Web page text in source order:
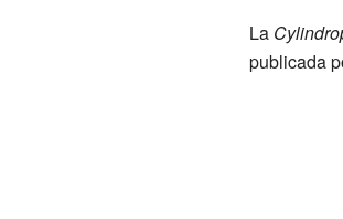
La
publicada